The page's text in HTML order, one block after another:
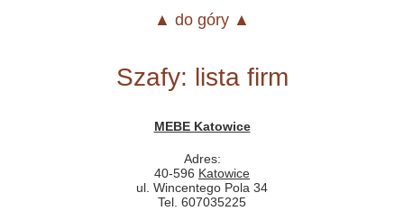
▲ do góry ▲
Szafy: lista firm
MEBE Katowice
Adres:
40-596 Katowice
ul. Wincentego Pola 34
Tel. 607035225